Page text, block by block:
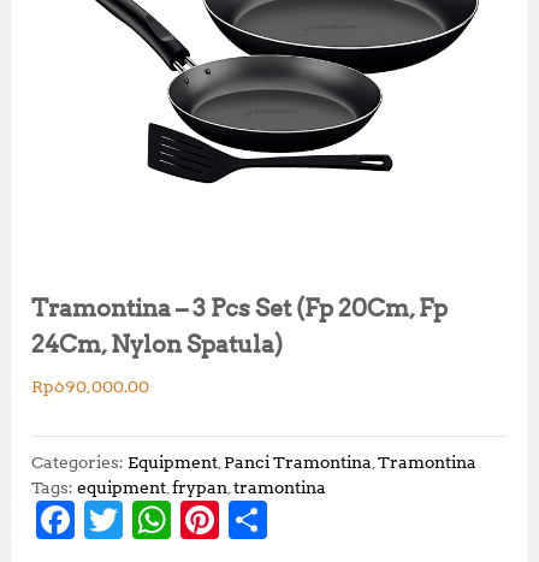
Tramontina – 3 Pcs Set (Fp 20Cm, Fp
24Cm, Nylon Spatula)
Rp690,000.00
Categories: Equipment,Panci Tramontina,Tramontina
Tags:equipment,frypan,tramontina
F
T
W Pi